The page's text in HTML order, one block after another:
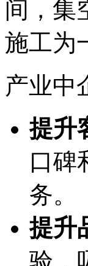
间，集
施工为
产业中
提升
口碑
务。
提升